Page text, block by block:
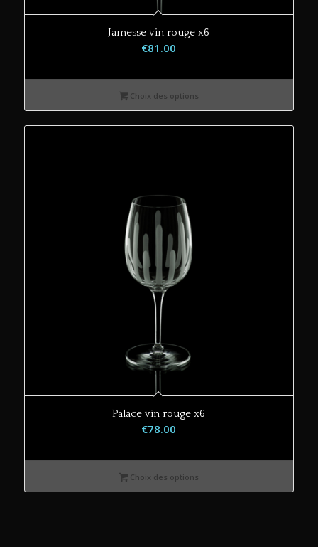
Jamesse vin rouge x6
€81.00
Choix des options
Palace vin rouge x6
€78.00
Choix des options